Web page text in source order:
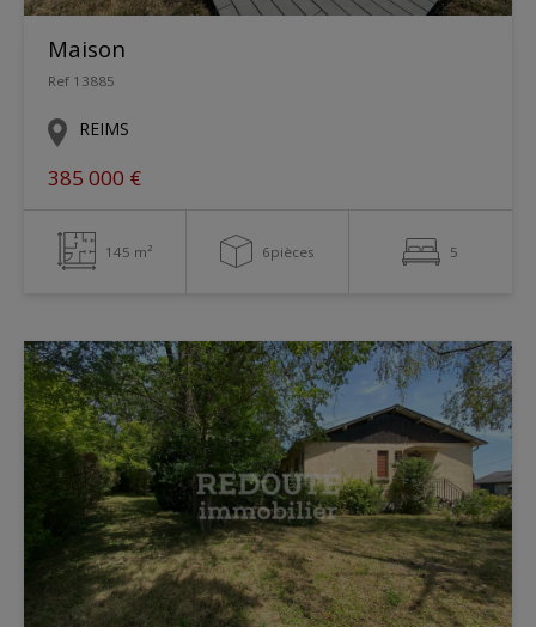
Maison
Ref 13885
REIMS
385 000 €
145 m² 6pièces 5